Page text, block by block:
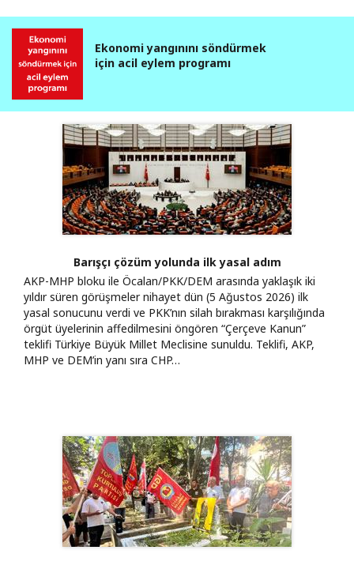
Ekonomi yangınını söndürmek
için acil eylem programı
Barışçı çözüm yolunda ilk yasal adım
AKP-MHP bloku ile Öcalan/PKK/DEM arasında yaklaşık iki
yıldır süren görüşmeler nihayet dün (5 Ağustos 2026) ilk
yasal sonucunu verdi ve PKK’nın silah bırakması karşılığında
örgüt üyelerinin affedilmesini öngören “Çerçeve Kanun”
teklifi Türkiye Büyük Millet Meclisine sunuldu. Teklifi, AKP,
MHP ve DEM’in yanı sıra CHP…